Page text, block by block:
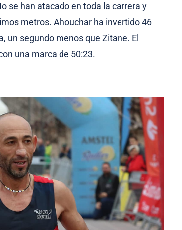
se han atacado en toda la carrera y
metros. Ahouchar ha invertido 46
un segundo menos que Zitane. El
una marca de 50:23.